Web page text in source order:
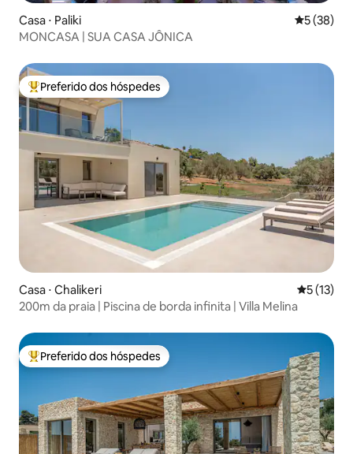
Casa ⋅ Paliki 5 de uma
5 (38)
MONCASA | SUA CASA JÔNICA
Entre os melhores preferidos dos hóspedes
Preferido dos hóspedes
Casa ⋅ Chalikeri 5 de uma
5 (13)
200m da praia | Piscina de borda infinita | Villa Melina
Entre os melhores preferidos dos hóspedes
Preferido dos hóspedes